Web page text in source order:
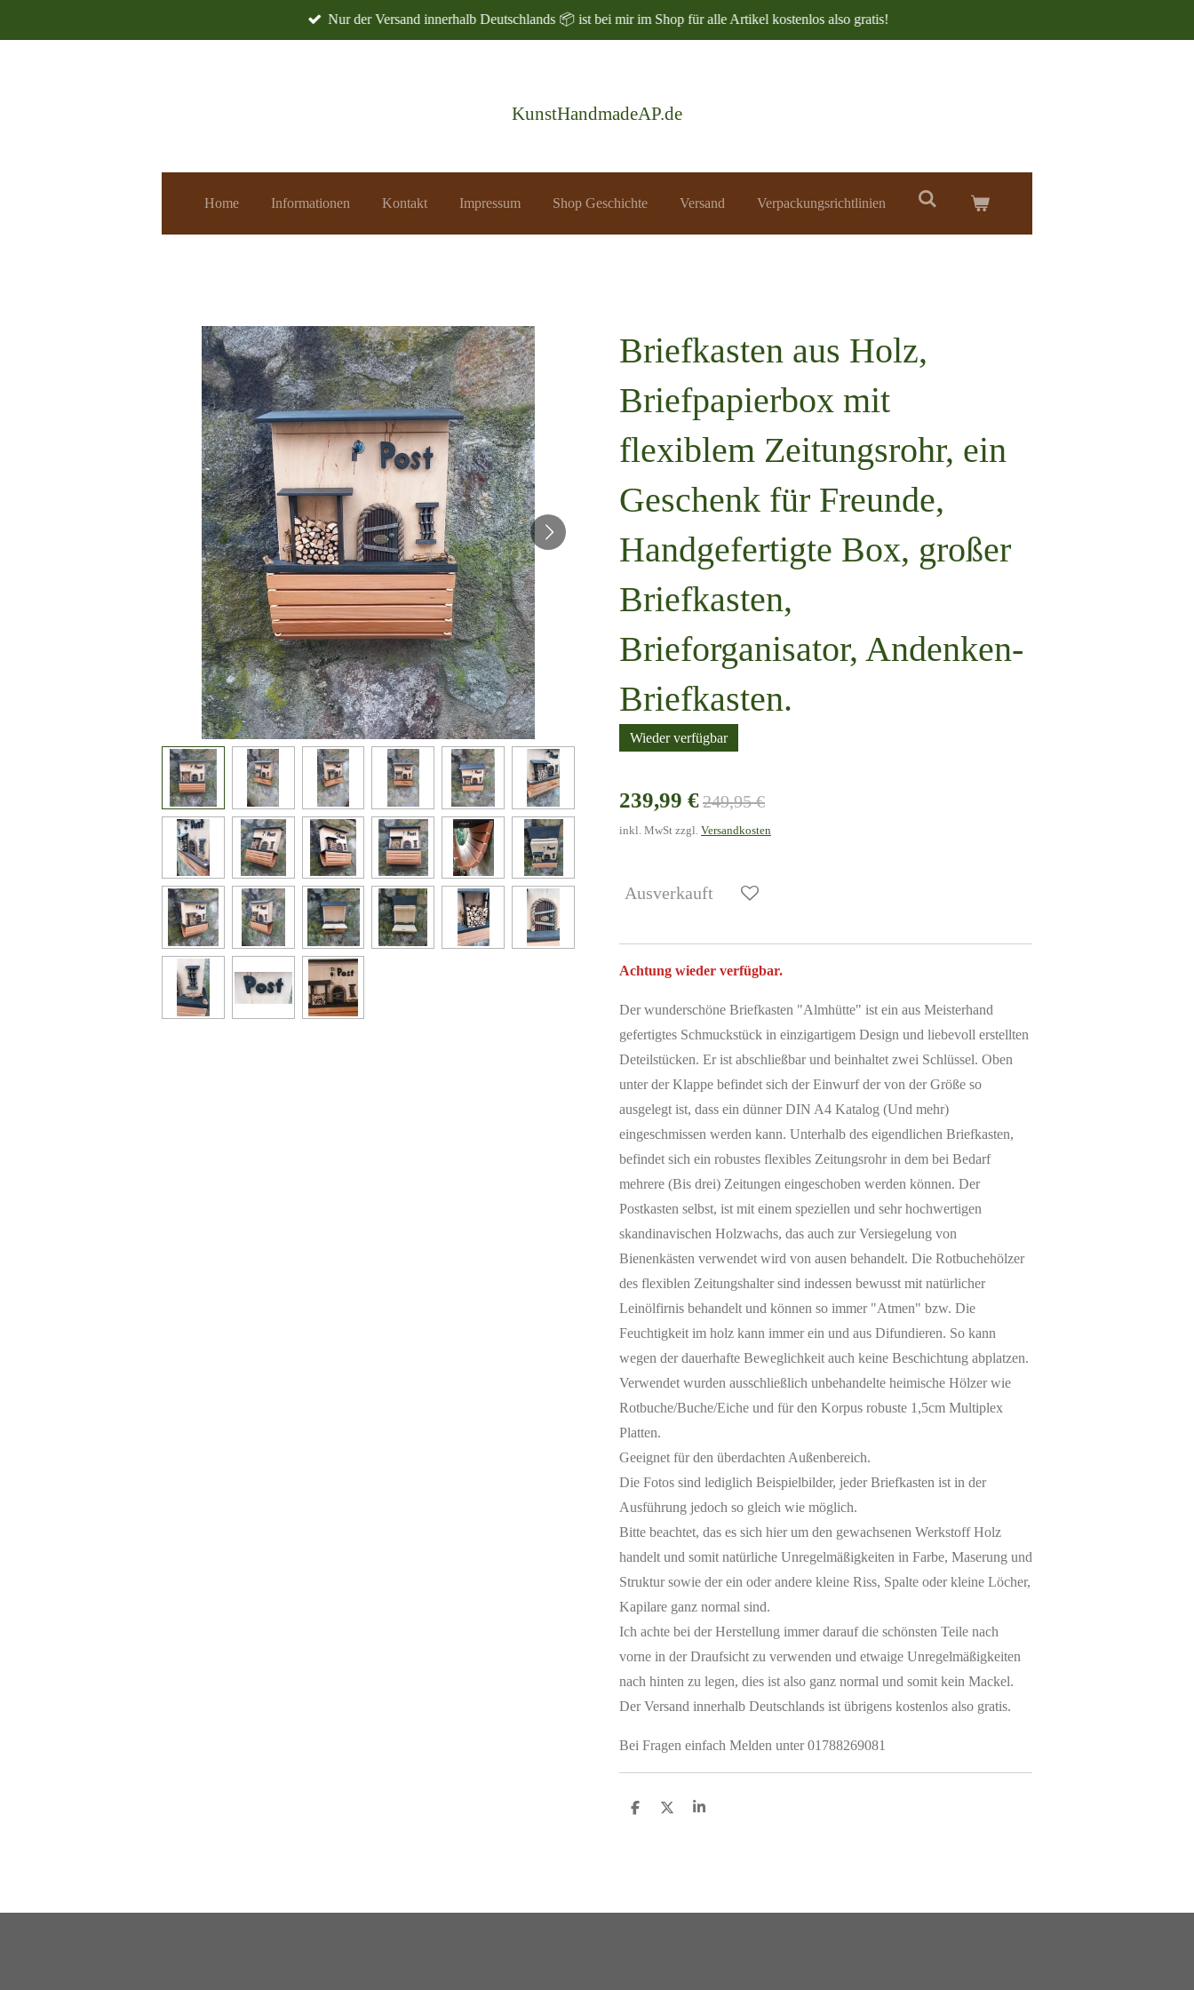
Hauptinhalt
Nur der Versand innerhalb Deutschlands 📦 ist bei mir im Shop für alle Artikel kostenlos also gratis!
KunstHandmadeAP.de
Home Informationen Kontakt Impressum Shop Geschichte Versand Verpackungsrichtlinien
Briefkasten aus Holz,
Briefpapierbox mit
flexiblem Zeitungsrohr, ein
Geschenk für Freunde,
Handgefertigte Box, großer
Briefkasten,
Brieforganisator, Andenken-
Briefkasten.
Wieder verfügbar
239,99 €249,95 €
inkl. MwSt zzgl. Versandkosten
Ausverkauft
Achtung wieder verfügbar.
Der wunderschöne Briefkasten "Almhütte" ist ein aus Meisterhand
gefertigtes Schmuckstück in einzigartigem Design und liebevoll erstellten
Deteilstücken. Er ist abschließbar und beinhaltet zwei Schlüssel. Oben
unter der Klappe befindet sich der Einwurf der von der Größe so
ausgelegt ist, dass ein dünner DIN A4 Katalog (Und mehr)
eingeschmissen werden kann. Unterhalb des eigendlichen Briefkasten,
befindet sich ein robustes flexibles Zeitungsrohr in dem bei Bedarf
mehrere (Bis drei) Zeitungen eingeschoben werden können. Der
Postkasten selbst, ist mit einem speziellen und sehr hochwertigen
skandinavischen Holzwachs, das auch zur Versiegelung von
Bienenkästen verwendet wird von ausen behandelt. Die Rotbuchehölzer
des flexiblen Zeitungshalter sind indessen bewusst mit natürlicher
Leinölfirnis behandelt und können so immer "Atmen" bzw. Die
Feuchtigkeit im holz kann immer ein und aus Difundieren. So kann
wegen der dauerhafte Beweglichkeit auch keine Beschichtung abplatzen.
Verwendet wurden ausschließlich unbehandelte heimische Hölzer wie
Rotbuche/Buche/Eiche und für den Korpus robuste 1,5cm Multiplex
Platten.
Geeignet für den überdachten Außenbereich.
Die Fotos sind lediglich Beispielbilder, jeder Briefkasten ist in der
Ausführung jedoch so gleich wie möglich.
Bitte beachtet, das es sich hier um den gewachsenen Werkstoff Holz
handelt und somit natürliche Unregelmäßigkeiten in Farbe, Maserung und
Struktur sowie der ein oder andere kleine Riss, Spalte oder kleine Löcher,
Kapilare ganz normal sind.
Ich achte bei der Herstellung immer darauf die schönsten Teile nach
vorne in der Draufsicht zu verwenden und etwaige Unregelmäßigkeiten
nach hinten zu legen, dies ist also ganz normal und somit kein Mackel.
Der Versand innerhalb Deutschlands ist übrigens kostenlos also gratis.
Bei Fragen einfach Melden unter 01788269081
T
T
T